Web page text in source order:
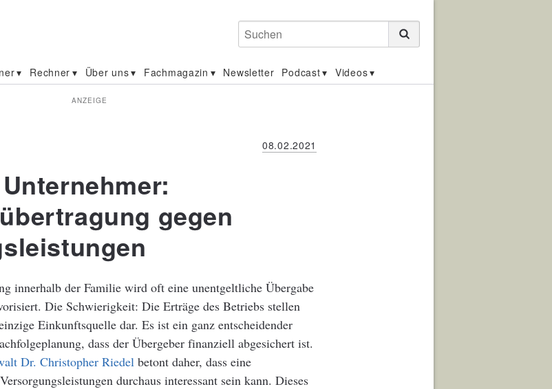
Suchen
Rechner Über uns Fachmagazin Newsletter Podcast Videos
ANZEIGE
08.02.2021
gegen
innerhalb der Familie wird oft eine unentgeltliche Übergabe
Die Schwierigkeit: Die Erträge des Betriebs stellen
Einkunftsquelle dar. Es ist ein ganz entscheidender
dass der Übergeber finanziell abgesichert ist.
Dr. Christopher Riedel betont daher, dass eine
durchaus interessant sein kann. Dieses